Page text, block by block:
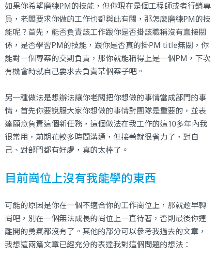
如果你希望磨練PM的技能，但你現在是個工程師或者行銷專
員，老闆要求你做的工作也都與此有關，那怎麼磨練PM的技
能呢？首先，能否負責該工作跟你是否掛該職稱沒有直接關
係，是否學習PM的技能，跟你是否真的掛PM title無關，你
能對一個專案的交期負責，那你就能稱得上是一個PM，下次
有機會時就自己要求去負責某個案子吧。
另一種做法是想辦法讓你老闆把你想做的事情當成部門的事
情，首先你要說服大家你想做的事情對團隊是重要的，並表
達願意負責這個新任務，這個做法在我工作的這10多年內我
很常用，前期花較多時間溝通，但接著就很省力了，對自
己、對部門都有好處，真的太棒了。
目前崗位上沒有我能學的東西
可能的原因是你在一個不適合你的工作崗位上，那就趁早轉
崗吧，別在一個無法成長的崗位上一直待著，否則最後你連
離開的勇氣都沒有了。其他的部分可以參考我過去的文章，
我想這兩篇文章已經充分的表達我對這個問題的想法：